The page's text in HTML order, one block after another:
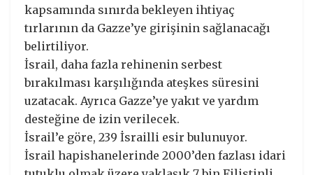
kapsamında sınırda bekleyen ihtiyaç
tırlarının da Gazze’ye girişinin sağlanacağı
belirtiliyor.
İsrail, daha fazla rehinenin serbest
bırakılması karşılığında ateşkes süresini
uzatacak. Ayrıca Gazze’ye yakıt ve yardım
desteğine de izin verilecek.
İsrail’e göre, 239 İsrailli esir bulunuyor.
İsrail hapishanelerinde 2000’den fazlası idari